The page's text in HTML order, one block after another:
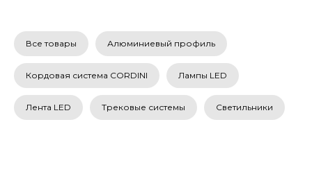
Все товары Алюминиевый профиль
Кордовая система CORDINI Лампы LED
Лента LED Трековые системы Светильники